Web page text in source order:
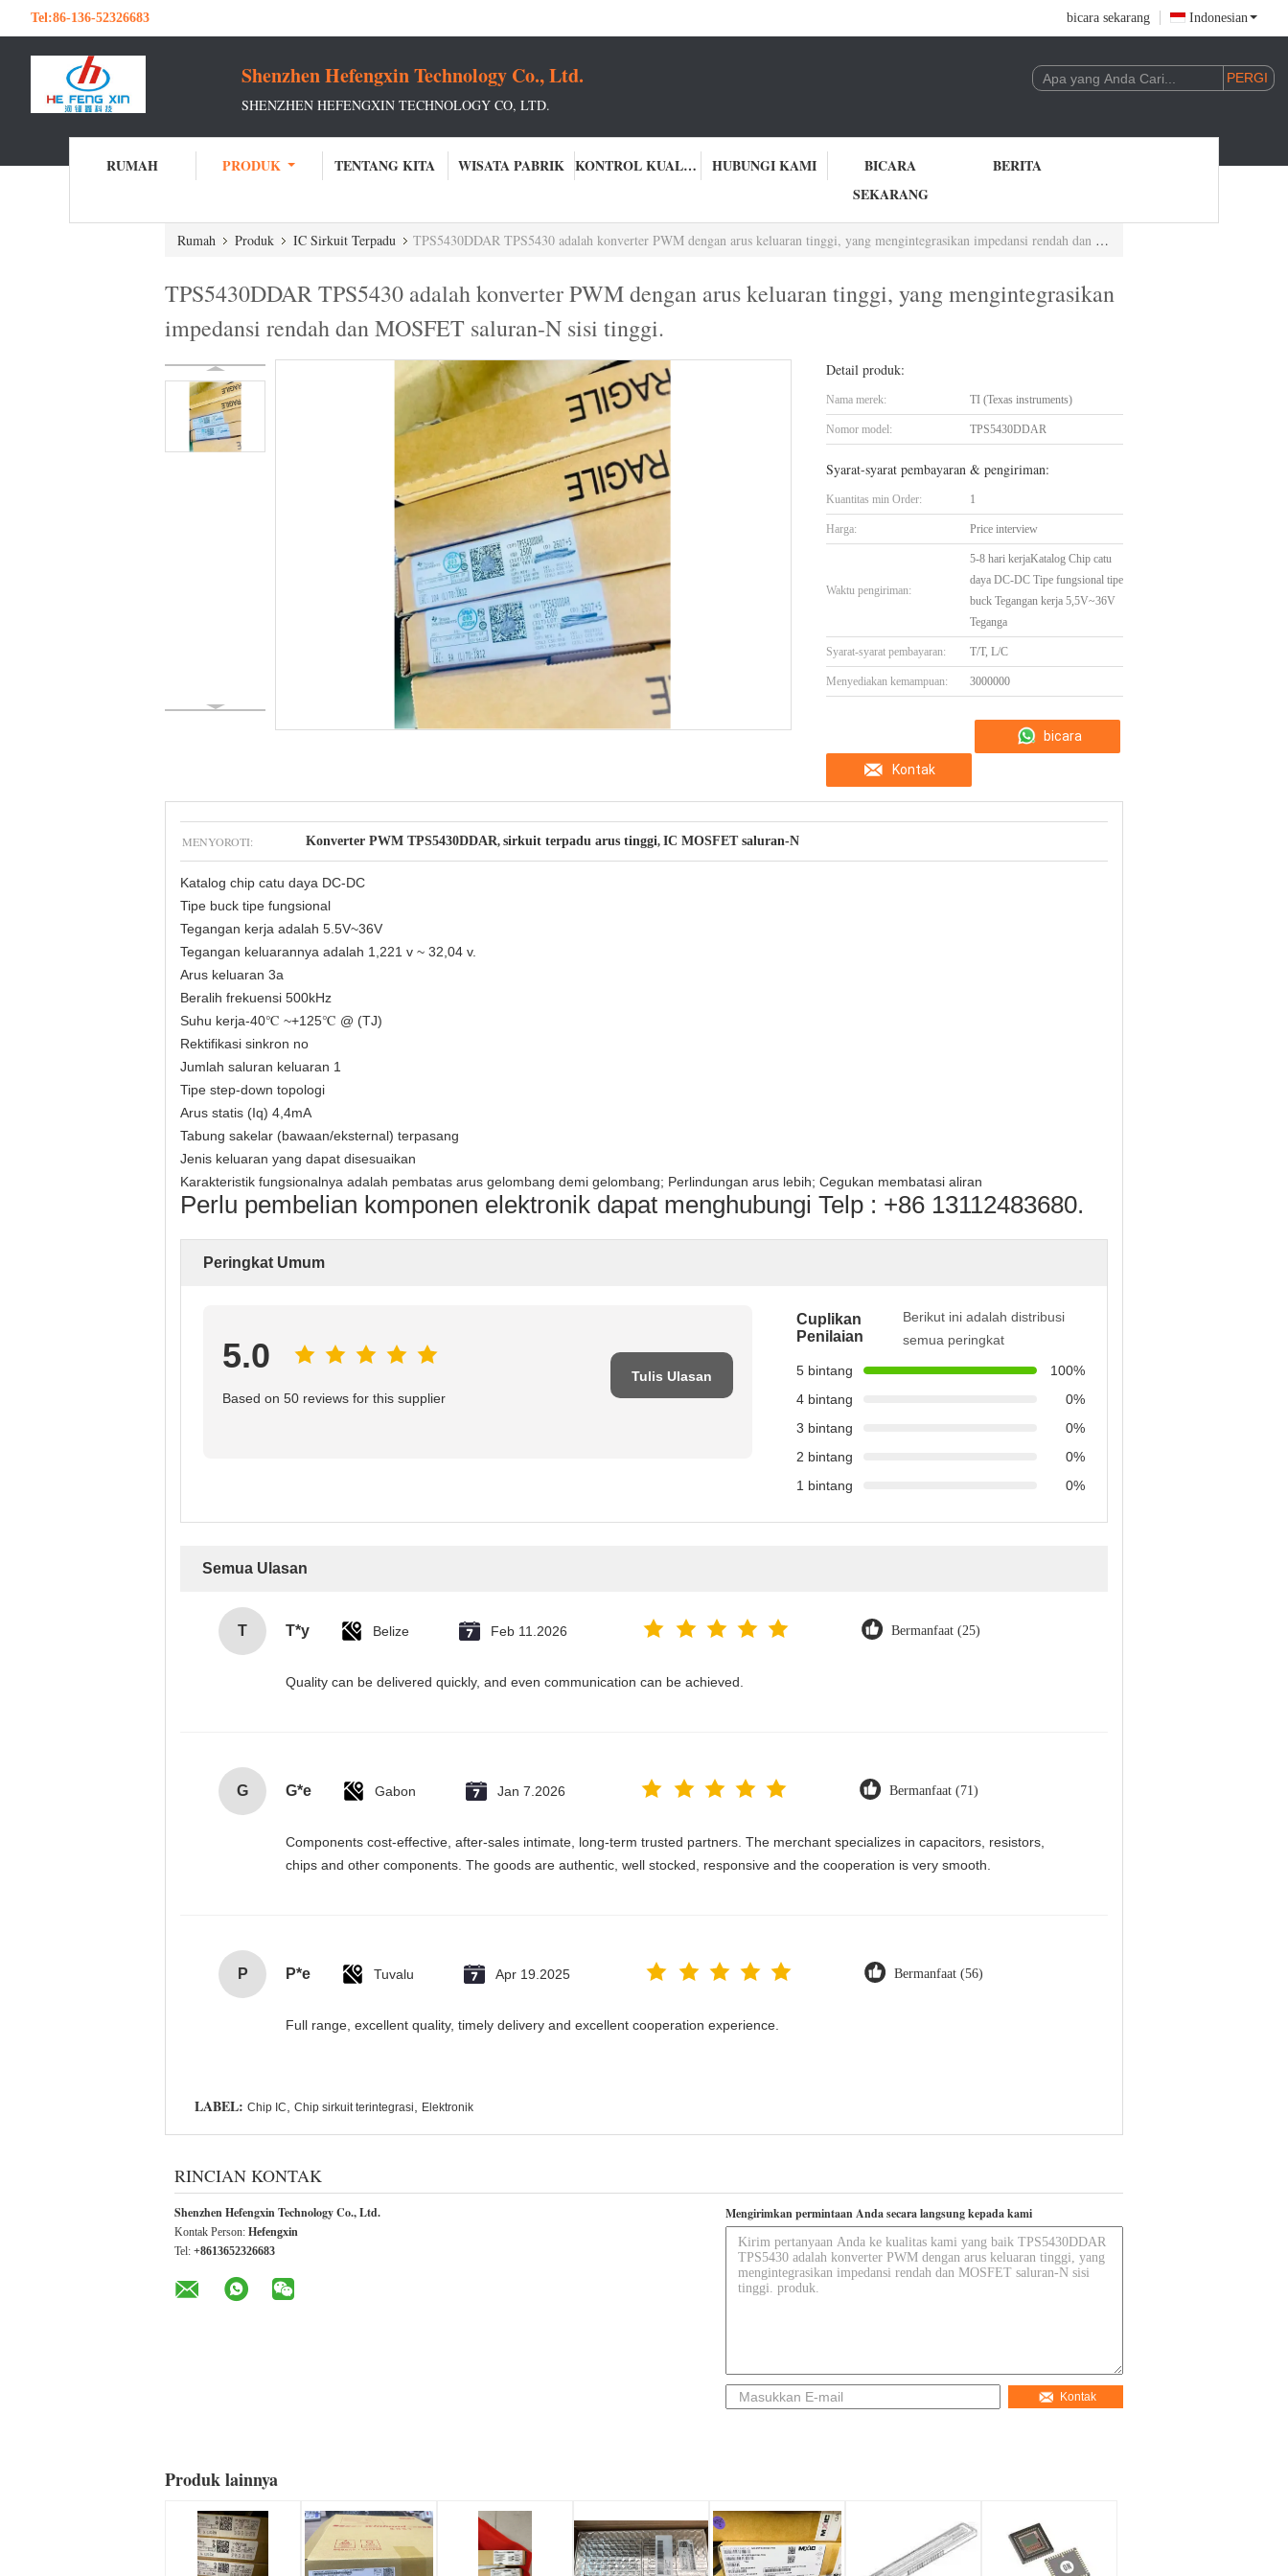
Tel:86-136-52326683 bicara sekarang Indonesian
Shenzhen Hefengxin Technology Co., Ltd.
SHENZHEN HEFENGXIN TECHNOLOGY CO, LTD.
RUMAH PRODUK TENTANG KITA WISATA PABRIK KONTROL KUALITAS HUBUNGI KAMI
BICARA
SEKARANG
BERITA
Rumah Produk IC Sirkuit Terpadu TPS5430DDAR TPS5430 adalah konverter PWM dengan arus keluaran tinggi, yang mengintegrasikan impedansi rendah dan MOSFET saluran-N sisi tinggi.
TPS5430DDAR TPS5430 adalah konverter PWM dengan arus keluaran tinggi, yang mengintegrasikan
impedansi rendah dan MOSFET saluran-N sisi tinggi.
Detail produk:
Nama merek: TI (Texas instruments)
Nomor model: TPS5430DDAR
Syarat-syarat pembayaran & pengiriman:
Kuantitas min Order: 1
Harga: Price interview
Waktu pengiriman:
5-8 hari kerjaKatalog Chip catu
daya DC-DC Tipe fungsional tipe
buck Tegangan kerja 5,5V~36V
Teganga
Syarat-syarat pembayaran: T/T, L/C
Menyediakan kemampuan: 3000000
Kontak
bicara
MENYOROTI: Konverter PWM TPS5430DDAR, sirkuit terpadu arus tinggi, IC MOSFET saluran-N
Katalog chip catu daya DC-DC
Tipe buck tipe fungsional
Tegangan kerja adalah 5.5V~36V
Tegangan keluarannya adalah 1,221 v ~ 32,04 v.
Arus keluaran 3a
Beralih frekuensi 500kHz
Suhu kerja-40℃ ~+125℃ @ (TJ)
Rektifikasi sinkron no
Jumlah saluran keluaran 1
Tipe step-down topologi
Arus statis (Iq) 4,4mA
Tabung sakelar (bawaan/eksternal) terpasang
Jenis keluaran yang dapat disesuaikan
Karakteristik fungsionalnya adalah pembatas arus gelombang demi gelombang; Perlindungan arus lebih; Cegukan membatasi aliran
Perlu pembelian komponen elektronik dapat menghubungi Telp : +86 13112483680.
Peringkat Umum
5.0
Based on 50 reviews for this supplier
Tulis Ulasan
Cuplikan
Penilaian
Berikut ini adalah distribusi
semua peringkat
5 bintang
100%
4 bintang
0%
3 bintang
0%
2 bintang
0%
1 bintang
0%
Semua Ulasan
T T*y Belize Feb 11.2026 Bermanfaat (25)
Quality can be delivered quickly, and even communication can be achieved.
G G*e Gabon Jan 7.2026 Bermanfaat (71)
Components cost-effective, after-sales intimate, long-term trusted partners. The merchant specializes in capacitors, resistors,
chips and other components. The goods are authentic, well stocked, responsive and the cooperation is very smooth.
P P*e Tuvalu Apr 19.2025 Bermanfaat (56)
Full range, excellent quality, timely delivery and excellent cooperation experience.
LABEL: Chip IC Chip sirkuit terintegrasi Elektronik
RINCIAN KONTAK
Shenzhen Hefengxin Technology Co., Ltd.
Kontak Person: Hefengxin
Tel: +8613652326683
Mengirimkan permintaan Anda secara langsung kepada kami
Kontak
Produk lainnya